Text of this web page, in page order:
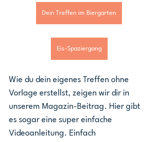
Dein Treffen im Biergarten
Eis-Spaziergang
Wie du dein eigenes Treffen ohne
Vorlage erstellst, zeigen wir dir in
unserem Magazin-Beitrag. Hier gibt
es sogar eine super einfache
Videoanleitung. Einfach